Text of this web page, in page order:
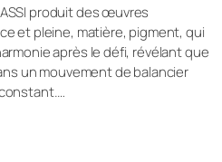
produit des œuvres
et pleine, matière, pigment, qui
après le défi, révélant que
un mouvement de balancier